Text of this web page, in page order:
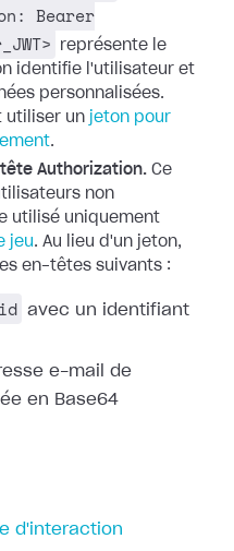
Bearer
représente le
identifie l'utilisateur et
personnalisées.
utiliser un jeton pour
.
Authorization. Ce
non
utilisé uniquement
jeu . Au lieu d'un jeton,
en-têtes suivants :
avec un identifiant
e-mail de
en Base64
d'interaction